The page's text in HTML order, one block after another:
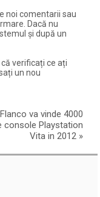
noi comentarii sau
Dacă nu
și după un
verificați ce ați
un nou
Flanco va vinde 4000
console Playstation
Vita in 2012 »